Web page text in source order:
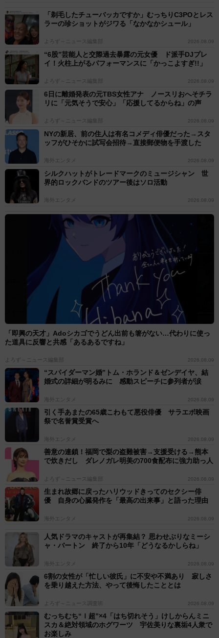
「剃毛したチューバッカですか」むっちりC3POとレス
ラーの珍ショットがジワる「なかなかシュール」
よろず～ニュース編集部 2026.08.09
“6股”芸能人と交際過去暴露の元女優 ド派手DJプレ
イ！火柱上がるパフォーマンスに「かっこよすぎ!!」
よろず～ニュース編集部 2026.08.09
6日に離婚発表の元TBS女性アナ ノースリおへそチラ
リに「元気そうで安心」「応援してるからね」の声
よろず～ニュース編集部 2026.08.09
NYの新居、前の住人は有名コメディ俳優だった→スタ
ッフがひそかに試写会招待→直接郵便物を手渡した
海外エンタメ 2026.08.09
シルクハットがトレードマークのミュージシャン 世
界的ロックバンドのツアー後はソロ活動
海外エンタメ 2026.08.09
「即興の天才」Adoシカゴでうどん出前も箸がない…代わりに使っ
た道具に反響と共感「あるあるですね」
よろず～ニュース編集部 2026.08.09
“スパイダーマン婚”トム・ホランド＆ゼンデイヤ、結
婚式の詳細が明るみに 感動スピーチに参列者が涙
海外エンタメ 2026.08.09
引く手あまたの65歳こわもて悪役俳優 サラエボ映画
祭で名誉賞受賞へ
海外エンタメ 2026.08.09
善意の連鎖！福岡で梨の盗難被害→支援受ける→熊本
で炊きだし ダレノガレ明美の700食配布に強力助っ人
よろず～ニュース編集部 2026.08.09
生まれ故郷に戻ったハリウッドきってのセクシー俳
優 自身の心臓発作を「最高の出来事」と語った理由
海外エンタメ 2026.08.09
人気ドラマのキャストが再集結？ 思わせぶりなミーシ
ャ・バートン 終了から10年「どうなるかしらね」
海外エンタメ 2026.08.09
6割の女性が「忙しい彼氏」に不安や不満あり 寂しさ
を乗り越えた方法、やって後悔したこととは
よろず～ニュース調査班 2026.08.09
むっちむち“Ｉ超”×4「はち切れそう」けしからんミニ
スカ＆絶対領域のホグワーツ 宇佐美りな裏垢4人衆で
お楽しみ